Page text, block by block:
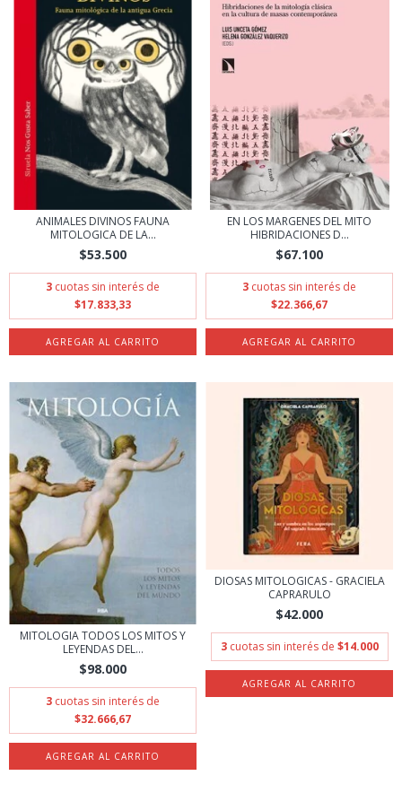
ANIMALES DIVINOS FAUNA
MITOLOGICA DE LA...
$53.500
3 cuotas sin interés de
$17.833,33
EN LOS MARGENES DEL MITO
HIBRIDACIONES D...
$67.100
3 cuotas sin interés de
$22.366,67
MITOLOGIA TODOS LOS MITOS Y
LEYENDAS DEL...
$98.000
3 cuotas sin interés de
$32.666,67
DIOSAS MITOLOGICAS - GRACIELA
CAPRARULO
$42.000
3 cuotas sin interés de $14.000